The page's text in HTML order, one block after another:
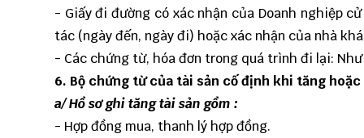
- Giấy đi đường có xác nhận của Doanh nghiệp
tác (ngày đến, ngày đi) hoặc xác nhận của nhà
- Các chứng từ, hóa đơn trong quá trình đi lại:
6. Bộ chứng từ của tài sản cố định khi tăng
a/ Hồ sơ ghi tăng tài sản gồm :
- Hợp đồng mua, thanh lý hợp đồng.